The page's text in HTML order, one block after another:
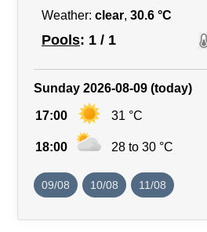
Weather: clear, 30.6 °C
Pools: 1 / 1
Sunday 2026-08-09 (today)
17:00 31 °C
18:00 28 to 30 °C
09/08 10/08 11/08